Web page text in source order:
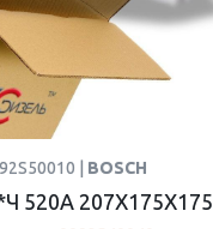
| BOSCH
520А 207X175X175